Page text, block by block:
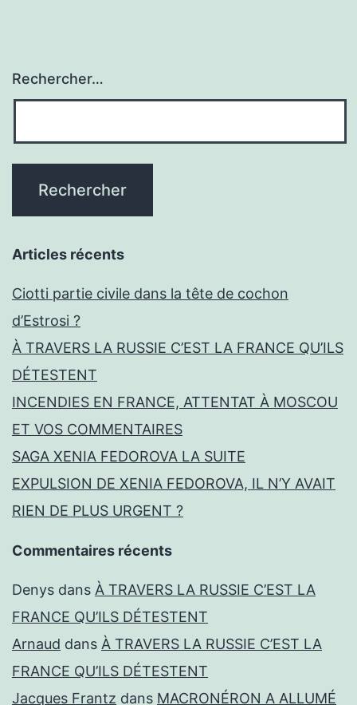
Rechercher…
Articles récents
Ciotti partie civile dans la tête de cochon
d’Estrosi ?
À TRAVERS LA RUSSIE C’EST LA FRANCE QU’ILS
DÉTESTENT
INCENDIES EN FRANCE, ATTENTAT À MOSCOU
ET VOS COMMENTAIRES
SAGA XENIA FEDOROVA LA SUITE
EXPULSION DE XENIA FEDOROVA, IL N’Y AVAIT
RIEN DE PLUS URGENT ?
Commentaires récents
Denys dans À TRAVERS LA RUSSIE C’EST LA
FRANCE QU’ILS DÉTESTENT
Arnaud dans À TRAVERS LA RUSSIE C’EST LA
FRANCE QU’ILS DÉTESTENT
Jacques Frantz dans MACRONÉRON A ALLUMÉ